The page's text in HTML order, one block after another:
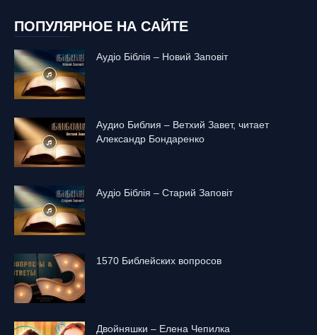
ПОПУЛЯРНОЕ НА САЙТЕ
Аудіо Біблія – Новий Заповіт
Аудио Библия – Ветхий Завет, читает
Александр Бондаренко
Аудіо Біблія – Старий Заповіт
1570 Библейских вопросов
Двойняшки – Елена Чепилка